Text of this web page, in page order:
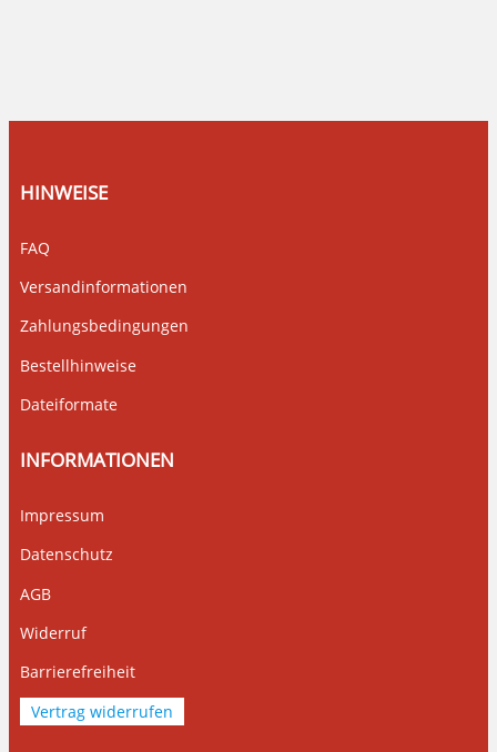
HINWEISE
FAQ
Versandinformationen
Zahlungsbedingungen
Bestellhinweise
Dateiformate
INFORMATIONEN
Impressum
Datenschutz
AGB
Widerruf
Barrierefreiheit
Vertrag widerrufen